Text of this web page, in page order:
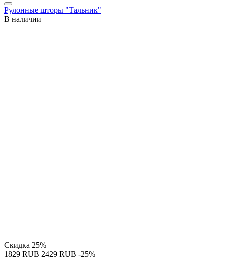
Рулонные шторы "Тальник"
В наличии
Скидка 25%
‍1829‍ RUB ‍2429‍ RUB -25%